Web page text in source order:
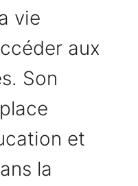
vie
aux
Son
et
la